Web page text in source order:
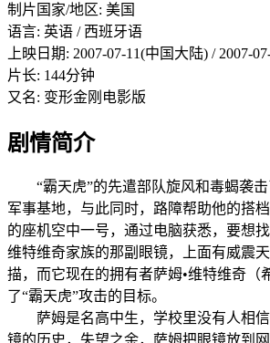
制片国家/地区: 美国
语言: 英语 / 西班牙语
上映日期: 2007-07-11(中国大陆) / 2007-
片长: 144分钟
又名: 变形金刚电影版
剧情简介
“霸天虎”的先遣部队旋风和毒蝎袭击
军事基地，与此同时，路障帮助他的搭
的座机空中一号，通过电脑获悉，要想
维特维奇家族的那副眼镜，上面有威震
描，而它现在的拥有者萨姆•维特维奇（
了“霸天虎”攻击的目标。
萨姆是名高中生，学校里没有人相信